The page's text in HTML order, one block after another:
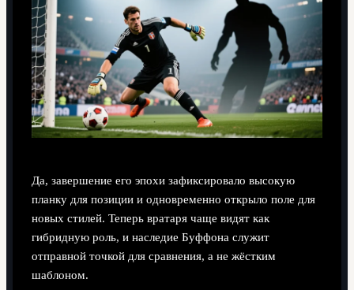
Да, завершение его эпохи зафиксировало высокую
планку для позиции и одновременно открыло поле для
новых стилей. Теперь вратаря чаще видят как
гибридную роль, и наследие Буффона служит
отправной точкой для сравнения, а не жёстким
шаблоном.